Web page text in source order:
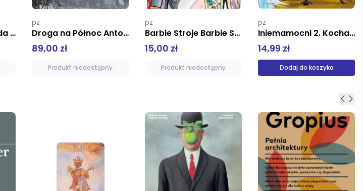
Droga na Północ Antologia norweskiej literatury faktu tw
pz
Barbie Stroje Barbie Sporty
15,00 zł
Produkt niedostępny
pz
Iniemamocni 2. Kocham ten film
14,99 zł
Dodaj do koszyka
pz
Bazyliszek tw
19,90 zł
Produkt niedostępny